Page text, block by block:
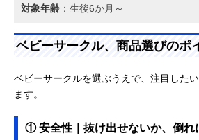
対象年齢 ：生後6か月～
ベビーサークル、商品選びのポ
ベビーサークルを選ぶうえで、注目した
ます。
① 安全性｜抜け出せないか、倒れ